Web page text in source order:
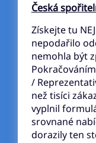
Česká
Získejte tu
nepodařilo
nemohla být
/
než tisíci
vyplnil
srovnané
dorazily ten